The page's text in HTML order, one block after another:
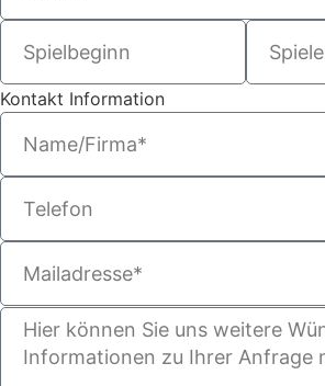
Kontakt Information